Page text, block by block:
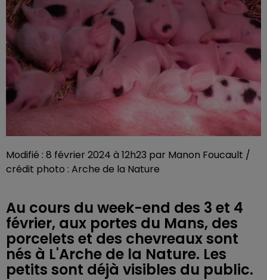
Modifié : 8 février 2024 à 12h23 par Manon Foucault /
crédit photo : Arche de la Nature
Au cours du week-end des 3 et 4
février, aux portes du Mans, des
porcelets et des chevreaux sont
nés à L'Arche de la Nature. Les
petits sont déjà visibles du public.